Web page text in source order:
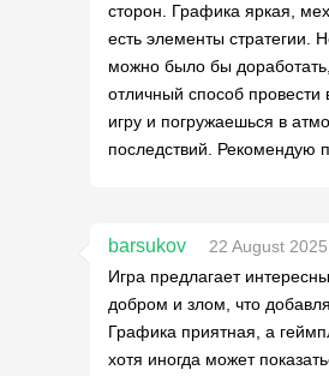
сторон. Графика яркая,
есть элементы стратегии.
можно было бы
отличный способ
игру и погружаешься в
последствий. Рекомендую
barsukov
22 August
Игра предлагает
добром и злом, что
Графика приятная, а
хотя иногда может